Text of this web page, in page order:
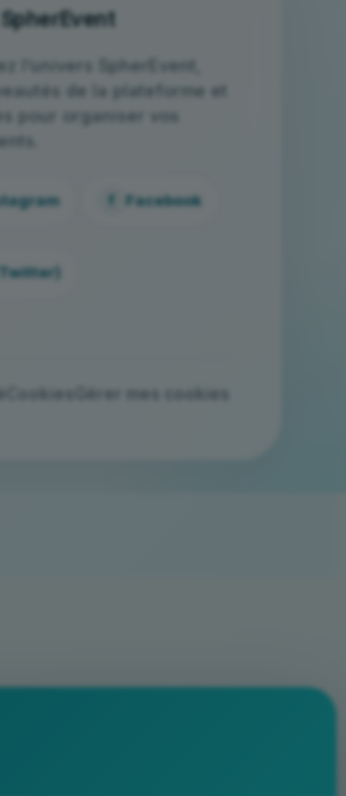
SpherEvent
l’univers SpherEvent,
de la plateforme et
pour organiser vos
Facebook
Cookies Gérer mes cookies